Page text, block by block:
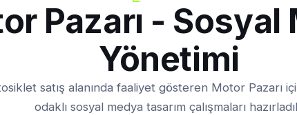
Pazarı - Sosyal
Yönetimi
satış alanında faaliyet gösteren Motor Pazarı
odaklı sosyal medya tasarım çalışmaları